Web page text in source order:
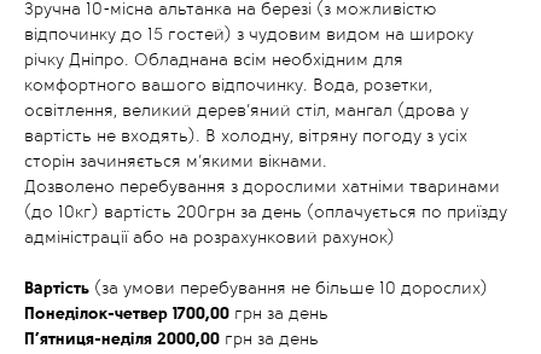
Зручна 10-місна альтанка на березі (з можливістю
відпочинку до 15 гостей) з чудовим видом на широку
річку Дніпро. Обладнана всім необхідним для
комфортного вашого відпочинку. Вода, розетки,
освітлення, великий дерев’яний стіл, мангал (дрова у
вартість не входять). В холодну, вітряну погоду з усіх
сторін зачиняється м’якими вікнами.
Дозволено перебування з дорослими хатніми тваринами
(до 10кг) вартість 200грн за день (оплачується по приїзду
адміністрації або на розрахунковий рахунок)
Вартість (за умови перебування не більше 10 дорослих)
Понеділок-четвер 1700,00 грн за день
П’ятниця-неділя 2000,00 грн за день